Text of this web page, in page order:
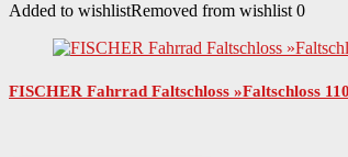
Added to wishlistRemoved from wishlist 0
FISCHER Fahrrad Faltschloss »Faltschloss